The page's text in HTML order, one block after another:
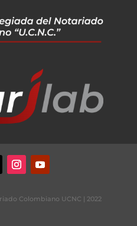
Colombiano UCNC | 2022